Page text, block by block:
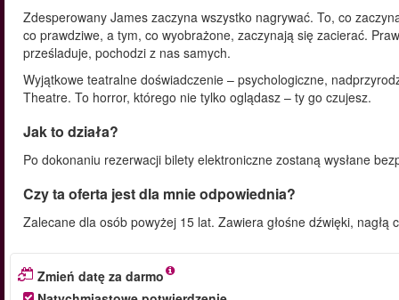
Zdesperowany James zaczyna wszystko nagrywać. To, co
co prawdziwe, a tym, co wyobrażone, zaczynają się zacierać.
prześladuje, pochodzi z nas samych.
Wyjątkowe teatralne doświadczenie – psychologiczne,
Theatre. To horror, którego nie tylko oglądasz – ty go czujesz.
Jak to działa?
Po dokonaniu rezerwacji bilety elektroniczne zostaną wysłane
Czy ta oferta jest dla mnie odpowiednia?
Zalecane dla osób powyżej 15 lat. Zawiera głośne dźwięki,
Zmień datę za darmo